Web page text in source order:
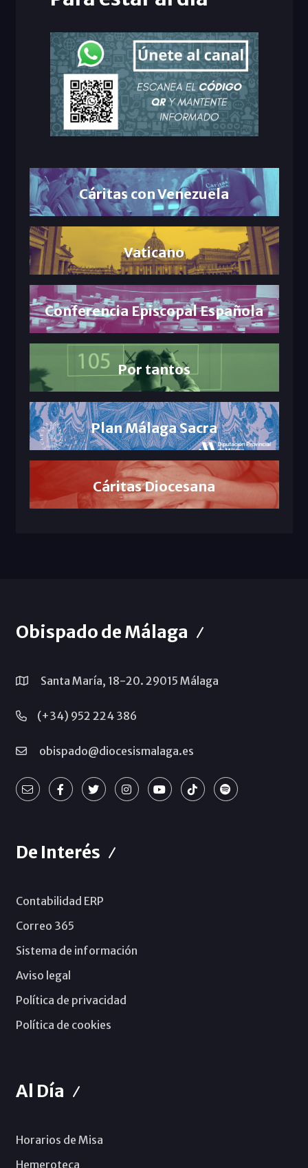
Cáritas con Venezuela
Vaticano
Conferencia Episcopal Española
Por tantos
Plan Málaga Sacra
Cáritas Diocesana
Obispado de Málaga
Santa María, 18-20. 29015 Málaga
(+34) 952 224 386
obispado@diocesismalaga.es
De Interés
Contabilidad ERP
Correo 365
Sistema de información
Aviso legal
Política de privacidad
Política de cookies
Al Día
Horarios de Misa
Hemeroteca